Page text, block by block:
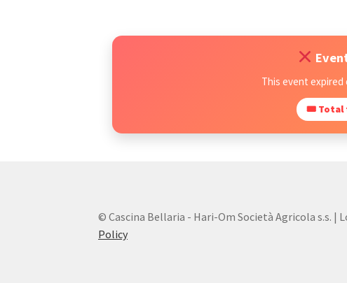
This event expired
🎟 Total
© Cascina Bellaria - Hari-Om Società Agricola s.s. |
Policy